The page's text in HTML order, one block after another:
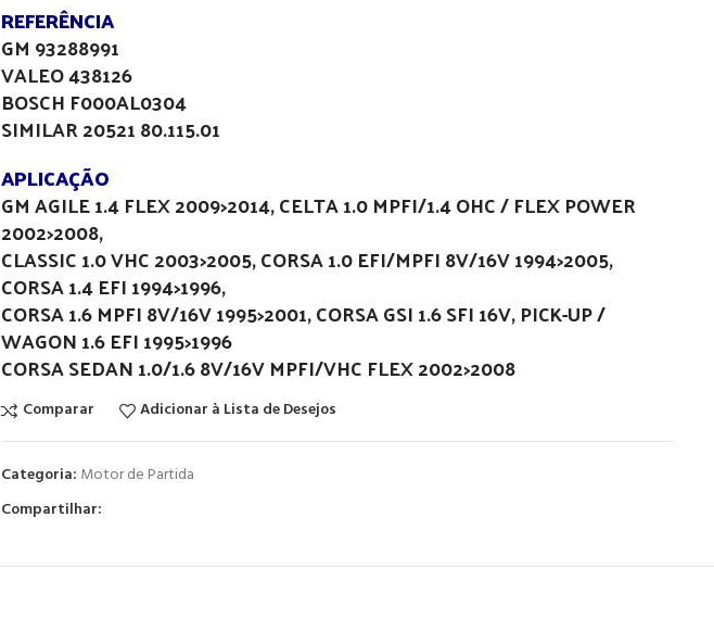
REFERÊNCIA
GM 93288991
VALEO 438126
BOSCH F000AL0304
SIMILAR 20521 80.115.01
APLICAÇÃO
GM AGILE 1.4 FLEX 2009>2014, CELTA 1.0 MPFI/1.4 OHC / FLEX POWER
2002>2008,
CLASSIC 1.0 VHC 2003>2005, CORSA 1.0 EFI/MPFI 8V/16V 1994>2005,
CORSA 1.4 EFI 1994>1996,
CORSA 1.6 MPFI 8V/16V 1995>2001, CORSA GSI 1.6 SFI 16V, PICK-UP /
WAGON 1.6 EFI 1995>1996
CORSA SEDAN 1.0/1.6 8V/16V MPFI/VHC FLEX 2002>2008
Comparar Adicionar à Lista de Desejos
Categoria: Motor de Partida
Compartilhar: